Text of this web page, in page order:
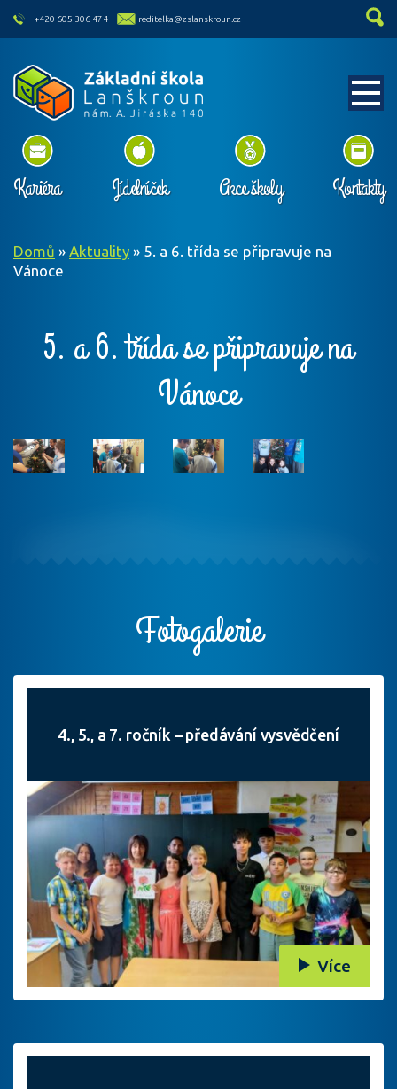
skip to main content
+420 605 306 474 reditelka@zslanskroun.cz
Kariéra Jídelníček Akce školy Kontakty
Domů » Aktuality » 5. a 6. třída se připravuje na
Vánoce
5. a 6. třída se připravuje na
Vánoce
Fotogalerie
4., 5., a 7. ročník – předávání vysvědčení
Více